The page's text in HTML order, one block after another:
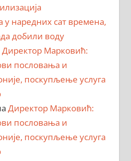
у наредних сат времена,
добили воду
Директор Марковић:
пословања и
поскупљење услуга
Директор Марковић:
пословања и
поскупљење услуга